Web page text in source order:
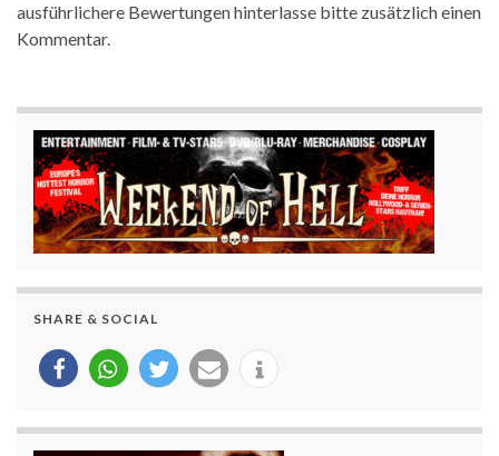
ausführlichere Bewertungen hinterlasse bitte zusätzlich einen
Kommentar.
SHARE & SOCIAL